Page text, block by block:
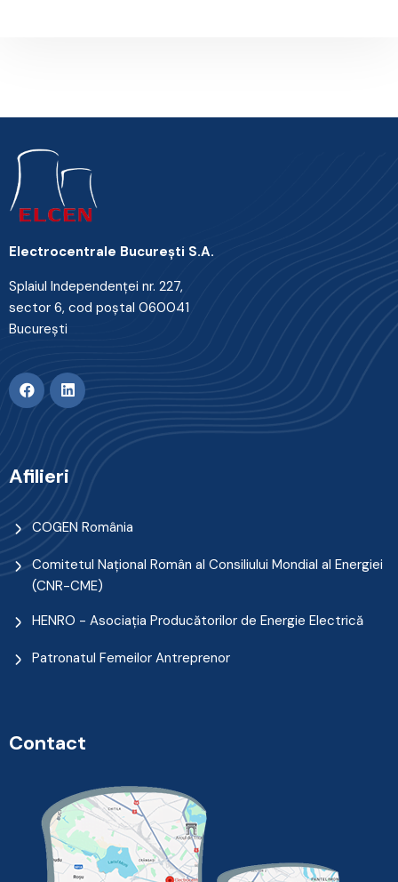
Electrocentrale Bucureşti S.A.
Splaiul Independenţei nr. 227,
sector 6, cod poştal 060041
Bucureşti
Afilieri
COGEN România
Comitetul Naţional Român al Consiliului Mondial al Energiei
(CNR-CME)
HENRO - Asociația Producătorilor de Energie Electrică
Patronatul Femeilor Antreprenor
Contact